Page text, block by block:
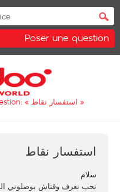
Poser une question
« استفسار نقاط »
استفسار نقاط
سلام
نحب نعرف وقتاش يوصلوني